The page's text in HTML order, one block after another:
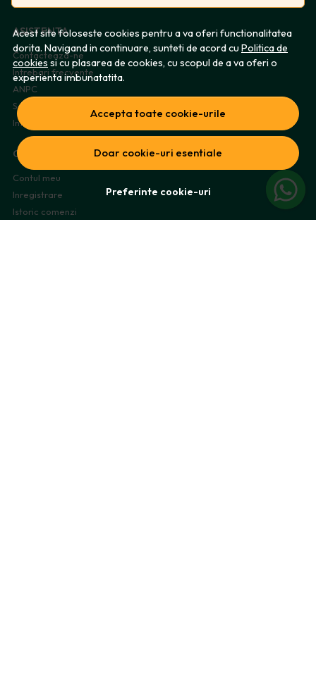
Acest site foloseste cookies pentru a va oferi functionalitatea
dorita. Navigand in continuare, sunteti de acord cu Politica de
cookiessi cu plasarea de cookies, cu scopul de a va oferi o
experienta imbunatatita.
Accepta toate cookie-urile
Doar cookie-uri esentiale
Preferinte cookie-uri
ASISTENTA
Contacteaza-ne
Intrebari frecvente
ANPC
Solutionarea litigiilor
Informatii legale
CONT CLIENT
Contul meu
Inregistrare
Istoric comenzi